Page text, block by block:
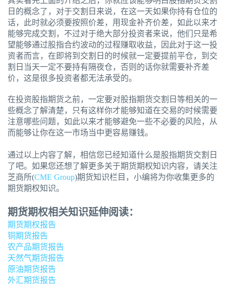
日的概念了，对于交割日来说，在这一天如果你持有仓位的
话，此时就必须要按照价差，用现金补齐价差，如此以来才
能够完成交割，不过对于绝大部分投资者来说，他们只是希
望能够通过股指合约波动的过程赚取收益，因此对于这一投
资者而言，在即将到交割日的时候就一定要提前平仓，到交
割日当天一定不要持有隔夜仓，否则的话你就需要补齐差
价，这是很多投资者都无法承受的。
在投资股指期货之前，一定要对股指期货交割日等相关的一
些概念了解清楚，只有这样你才能够知道在交易的时候需要
注意哪些问题，如此以来才能够避免一些不必要的风险，从
而能够让你在这一市场当中更容易赚钱。
通过以上内容了解，相信您已经知道什么是股指期货交割日
了吧。如果您还想了解更多关于期货期权知识内容，请关注
芝商所(CME Group)期货知识栏目，小编将为你收集更多的
期货期权知识。
期货期权相关知识延伸阅读：
期货期权报告
铜期货报告
农产品期货报告
天然气期货报告
原油期货报告
外汇期货报告